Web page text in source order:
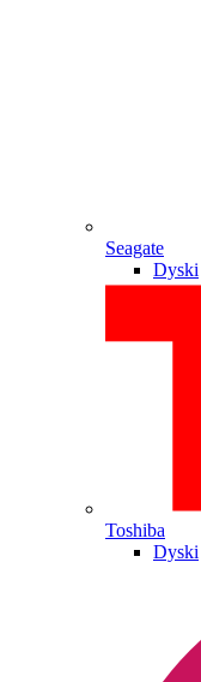
Seagate
Dyski
Toshiba
Dyski